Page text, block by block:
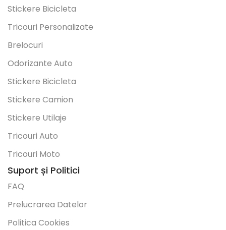
Stickere Bicicleta
Tricouri Personalizate
Brelocuri
Odorizante Auto
Stickere Bicicleta
Stickere Camion
Stickere Utilaje
Tricouri Auto
Tricouri Moto
Suport și Politici
FAQ
Prelucrarea Datelor
Politica Cookies